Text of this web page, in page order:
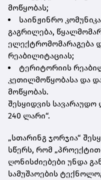
მოწყობას;
საინჟინრო
გაგრილება,
ელექტრომომარაგება
რეაბილიტაციას;
ტერიტორიის
კეთილმოწყობასა და
მოწყობას.
შესყიდვის სავარაუდო
240 ლარი“.
„სთარინგ ჯორჯია“
სწერს, რომ
ღონისძიებები უნდა
სამუშაოების